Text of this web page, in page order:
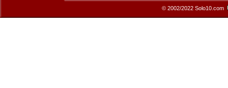
© 2002/2022 Solo10.com